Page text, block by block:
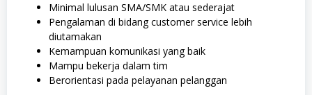
Minimal lulusan SMA/SMK atau sederajat
Pengalaman di bidang customer service lebih
diutamakan
Kemampuan komunikasi yang baik
Mampu bekerja dalam tim
Berorientasi pada pelayanan pelanggan